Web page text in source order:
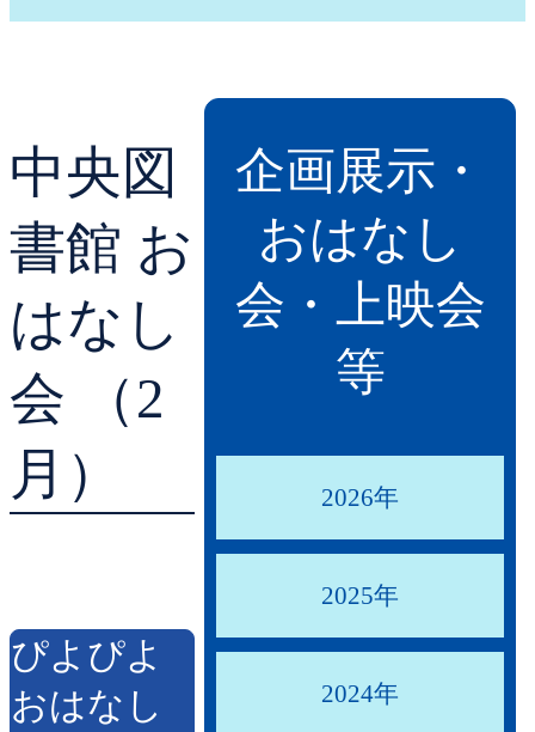
貸出ランキング
予約ランキング
学校図書館支援サー
ブックスタート体験
レファレンスサービ
好きなおはなしの
中央図
書館 お
はなし
会 （2
月）
ぴよぴよ
おはなし
企画展示・
おはなし
会・上映会
等
2026年
2025年
2024年